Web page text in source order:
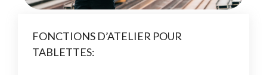
FONCTIONS D’ATELIER POUR
TABLETTES: